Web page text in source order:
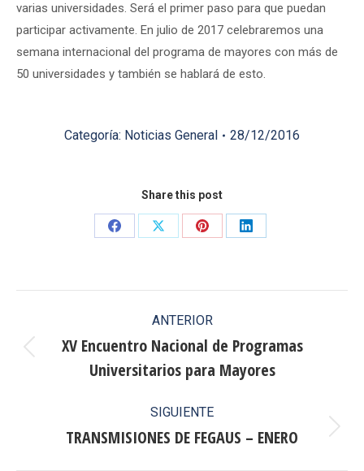
varias universidades. Será el primer paso para que puedan
participar activamente. En julio de 2017 celebraremos una
semana internacional del programa de mayores con más de
50 universidades y también se hablará de esto.
Categoría: Noticias General 28/12/2016
Share this post
Share
Share
Share
Share
entre
publicaciones
ANTERIOR
Publicación
anterior:
XV Encuentro Nacional de Programas
Universitarios para Mayores
SIGUIENTE
Publicación
TRANSMISIONES DE FEGAUS – ENERO